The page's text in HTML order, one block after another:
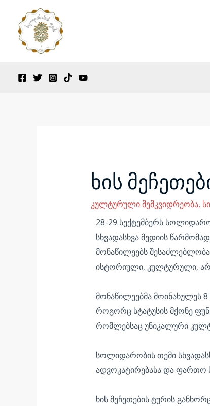
content
ხის
კულტურული მემკვიდრეობა,
28-29 სექტემბერს
სხვადასხვა მედიის
მონაწილეებს
ისტორიული, კულტურული,
მონაწილეებმა მოინახულეს
როგორც სტატუსის მქონე
რომლებსაც უნიკალური
სოლიდარობის თემი
ადვოკატირებასა და ფართო
ხის მეჩეთების ტურის